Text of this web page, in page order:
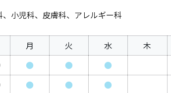
、小児科、皮膚科、アレルギー科
月 火 水 木
● ● ●
● ● ●